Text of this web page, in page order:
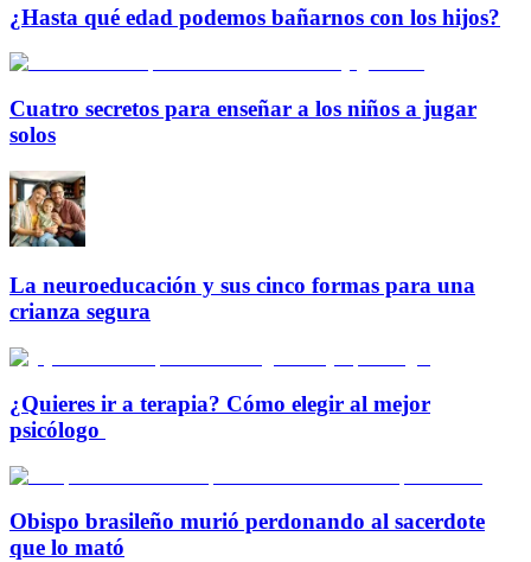
¿Hasta qué edad podemos bañarnos con los hijos?
Cuatro secretos para enseñar a los niños a jugar
solos
La neuroeducación y sus cinco formas para una
crianza segura
¿Quieres ir a terapia? Cómo elegir al mejor
psicólogo
Obispo brasileño murió perdonando al sacerdote
que lo mató